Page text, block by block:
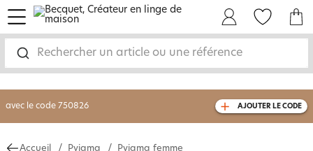
Rechercher un article ou une référence
menu
-30% sur votre commandedès 2 articles
livraison GRATUITEdès 110€ d'achat
avec le code 750826 AJOUTER LE CODE
Accueil Pyjama Pyjama femme